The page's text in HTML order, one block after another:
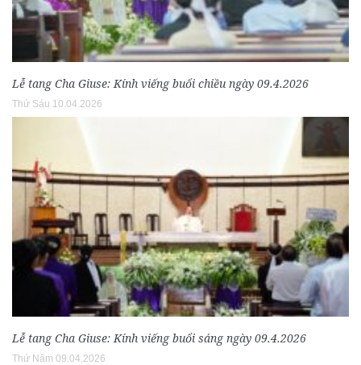
Lễ tang Cha Giuse: Kính viếng buổi chiều ngày 09.4.2026
Thứ Sáu 10.04.2026
Lễ tang Cha Giuse: Kính viếng buổi sáng ngày 09.4.2026
Thứ Năm 09.04.2026